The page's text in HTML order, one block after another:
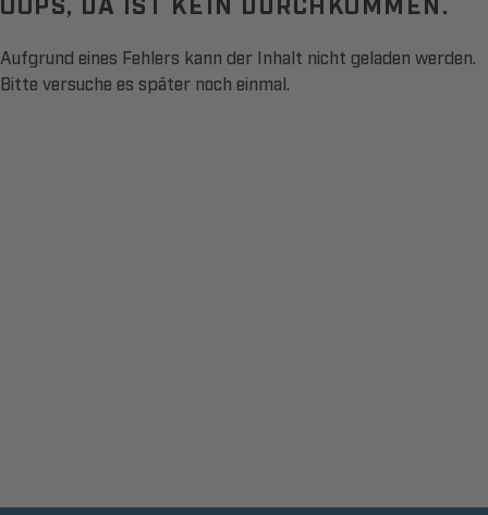
Aufgrund eines Fehlers kann der Inhalt nicht geladen werden.
Bitte versuche es später noch einmal.